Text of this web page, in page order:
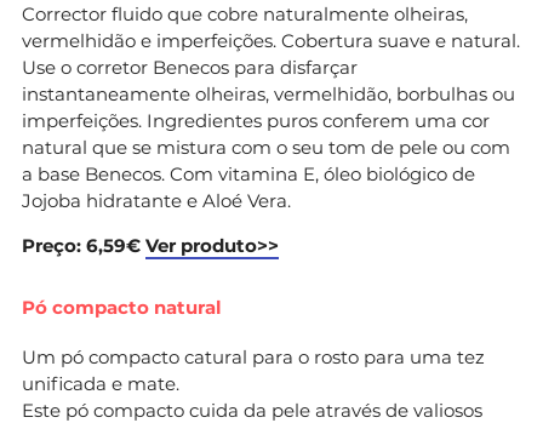
Corrector fluido que cobre naturalmente olheiras,
vermelhidão e imperfeições. Cobertura suave e natural.
Use o corretor Benecos para disfarçar
instantaneamente olheiras, vermelhidão, borbulhas ou
imperfeições. Ingredientes puros conferem uma cor
natural que se mistura com o seu tom de pele ou com
a base Benecos. Com vitamina E, óleo biológico de
Jojoba hidratante e Aloé Vera.
Preço: 6,59€ Ver produto>>
Pó compacto natural
Um pó compacto catural para o rosto para uma tez
unificada e mate.
Este pó compacto cuida da pele através de valiosos